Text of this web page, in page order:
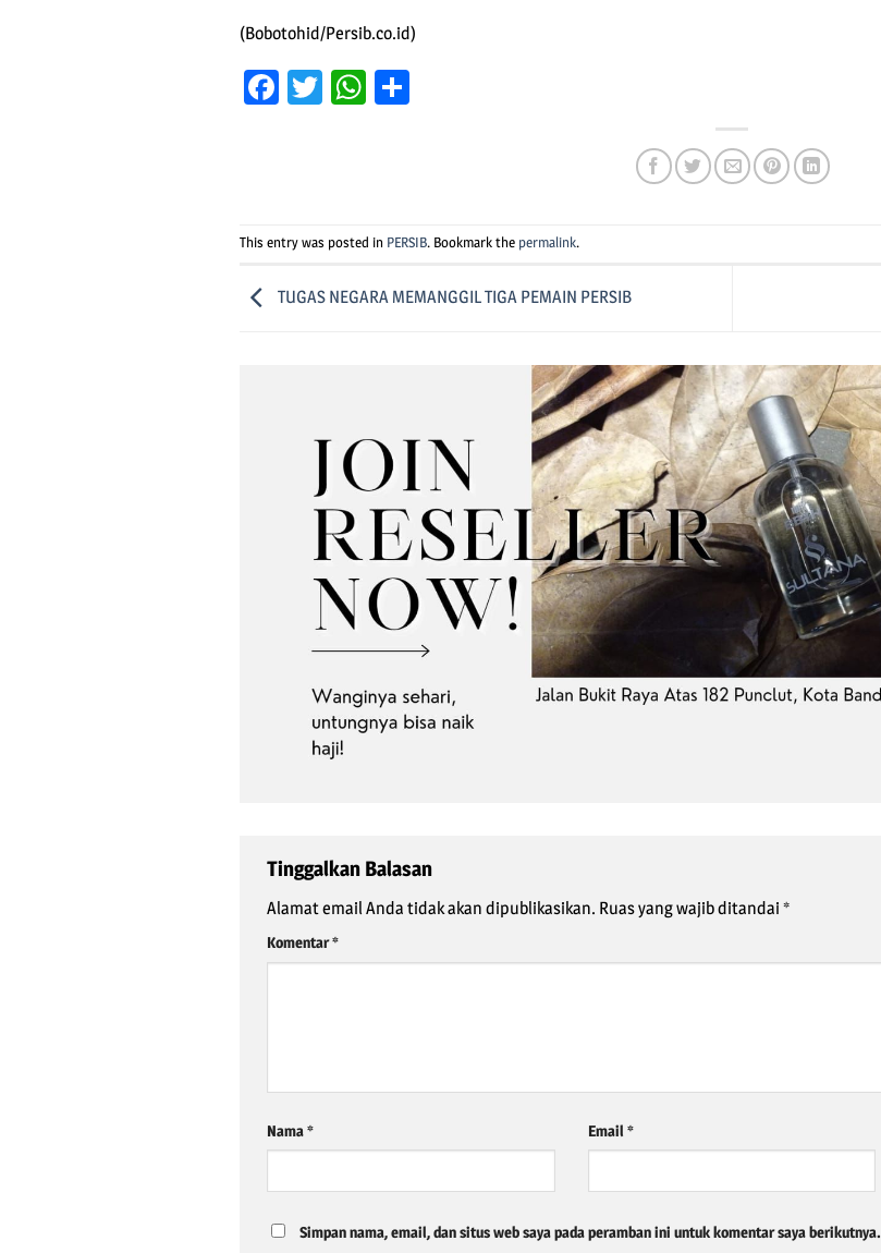
(Bobotohid/Persib.co.id)
Facebook
TwitterWhatsApp
This entry was posted in PERSIB. Bookmark the permalink.
TUGAS NEGARA MEMANGGIL TIGA PEMAIN PERSIB
Tinggalkan Balasan
Alamat email Anda tidak akan dipublikasikan. Ruas yang wajib ditandai*
Komentar*
Nama* Email *
Simpan nama, email, dan situs web saya pada peramban ini untuk komentar saya berikutnya.